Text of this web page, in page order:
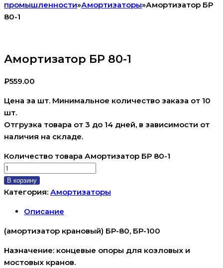
промышленности»Амортизаторы»Амортизатор БР
80-1
Амортизатор БР 80-1
₽559.00
Цена за шт. Минимальное количество заказа от 10
шт.
Отгрузка товара от 3 до 14 дней, в зависимости от
наличия на складе.
Количество товара Амортизатор БР 80-1
В корзину
Категория: Амортизаторы
Описание
(амортизатор крановый) БР-80, БР-100
Назначение: концевые опоры для козловых и
мостовых кранов.